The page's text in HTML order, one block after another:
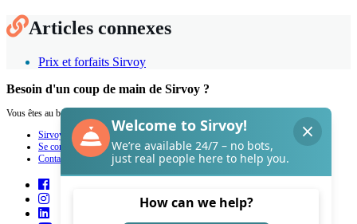
Articles connexes
Prix et forfaits Sirvoy
Besoin d'un coup de main de Sirvoy ?
Vous êtes au bon endroit.
Sirvoy
Se connecter
Contact